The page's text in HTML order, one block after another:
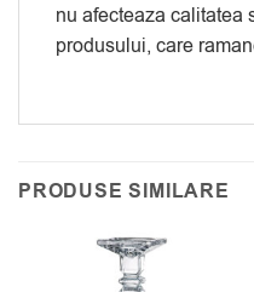
nu afecteaza calitatea
produsului, care
PRODUSE SIMILARE